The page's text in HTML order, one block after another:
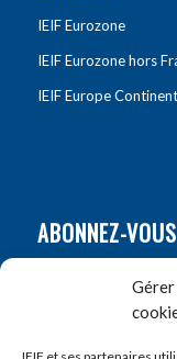
IEIF Eurozone
IEIF Eurozone hors
IEIF Europe
ABONNEZ-
Prénom*